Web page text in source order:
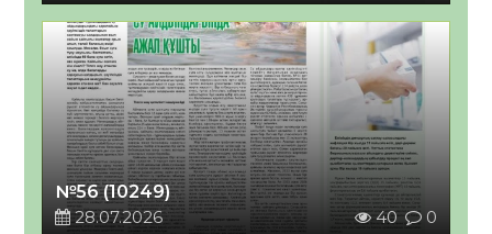
№56 (10249)
28.07.2026
40 0